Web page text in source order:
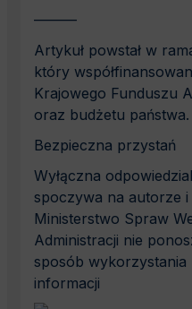
———
Artykuł powstał w
który
Krajowego Funduszu
oraz budżetu państwa.
Bezpieczna przystań
Wyłączna
spoczywa na autorze
Ministerstwo Spraw
Administracji nie
sposób wykorzystania
informacji